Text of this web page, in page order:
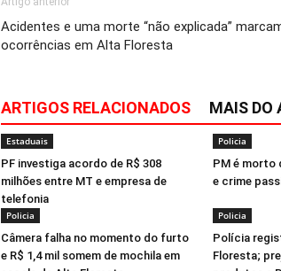
Acidentes e uma morte “não explicada”
ocorrências em Alta Floresta
ARTIGOS RELACIONADOS MAIS DO
Estaduais
PF investiga acordo de R$ 308
milhões entre MT e empresa de
telefonia
Policia
PM é morto
e crime
Policia
Câmera falha no momento do furto
e R$ 1,4 mil somem de mochila em
Policia
Polícia
Floresta;